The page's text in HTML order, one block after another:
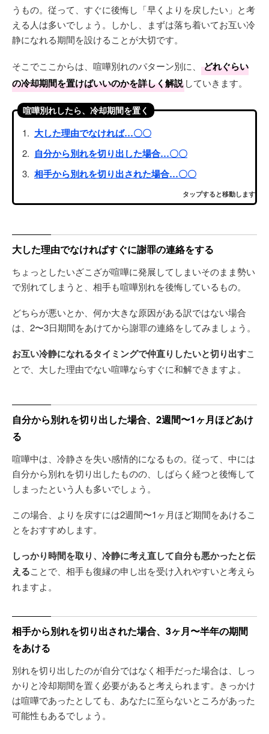
うもの。従って、すぐに後悔し「早くよりを戻したい」と考
える人は多いでしょう。しかし、まずは落ち着いてお互い冷
静になれる期間を設けることが大切です。
そこでここからは、喧嘩別れのパターン別に、
どれぐらい
の冷却期間を置けばいいのかを詳しく解説 していきます。
喧嘩別れしたら、冷却期間を置く
大した理由でなければ…〇〇
自分から別れを切り出した場合…〇〇
相手から別れを切り出された場合…〇〇
タップすると移動します
大した理由でなければすぐに謝罪の連絡をする
ちょっとしたいざこざが喧嘩に発展してしまいそのまま勢い
で別れてしまうと、相手も喧嘩別れを後悔しているもの。
どちらが悪いとか、何か大きな原因がある訳ではない場合
は、2〜3日期間をあけてから謝罪の連絡をしてみましょう。
お互い冷静になれるタイミングで仲直りしたいと切り出すこ
とで、大した理由でない喧嘩ならすぐに和解できますよ。
自分から別れを切り出した場合、2週間〜1ヶ月ほどあけ
る
喧嘩中は、冷静さを失い感情的になるもの。従って、中には
自分から別れを切り出したものの、しばらく経つと後悔して
しまったという人も多いでしょう。
この場合、よりを戻すには2週間〜1ヶ月ほど期間をあけるこ
とをおすすめします。
しっかり時間を取り、冷静に考え直して自分も悪かったと伝
えることで、相手も復縁の申し出を受け入れやすいと考えら
れますよ。
相手から別れを切り出された場合、3ヶ月〜半年の期間
をあける
別れを切り出したのが自分ではなく相手だった場合は、しっ
かりと冷却期間を置く必要があると考えられます。きっかけ
は喧嘩であったとしても、あなたに至らないところがあった
可能性もあるでしょう。